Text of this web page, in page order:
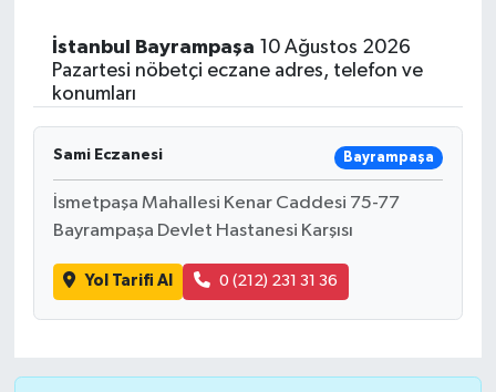
İstanbul Bayrampaşa 10 Ağustos 2026
Pazartesi nöbetçi eczane adres, telefon ve
konumları
Sami Eczanesi Bayrampaşa
İsmetpaşa Mahallesi Kenar Caddesi 75-77
Bayrampaşa Devlet Hastanesi Karşısı
Yol Tarifi Al 0 (212) 231 31 36